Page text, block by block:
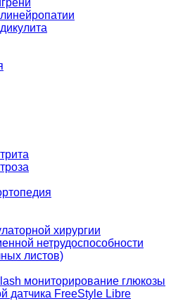
хирургии
нетрудоспособности
листов)
мониторирование глюкозы
датчика FreeStyle Libre